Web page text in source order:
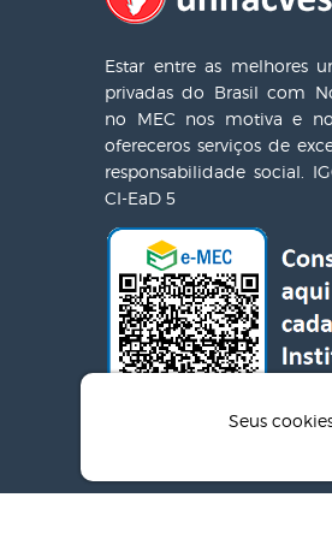
Estar entre as melhores
privadas do Brasil com
no MEC nos motiva e
ofereceros serviços de
responsabilidade social.
CI-EaD 5
Seus